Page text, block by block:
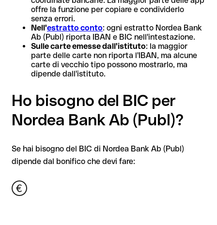
offre la funzione per copiare e condividerlo
senza errori.
Nell'estratto conto: ogni estratto Nordea Bank
Ab (Publ) riporta IBAN e BIC nell'intestazione.
Sulle carte emesse dall'istituto: la maggior
parte delle carte non riporta l'IBAN, ma alcune
carte di vecchio tipo possono mostrarlo, ma
dipende dall'istituto.
Ho bisogno del BIC per
Nordea Bank Ab (Publ)?
Se hai bisogno del BIC di Nordea Bank Ab (Publ)
dipende dal bonifico che devi fare: